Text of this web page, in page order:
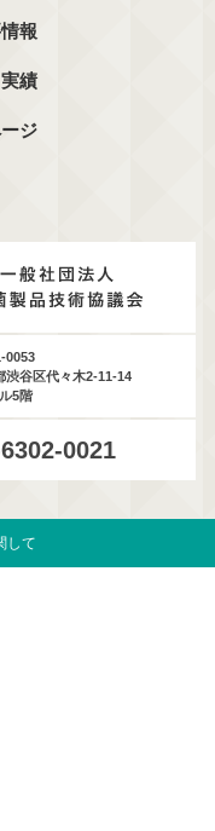
報
績
ジ
0053
渋谷区代々木2-11-14
5階
0021
して